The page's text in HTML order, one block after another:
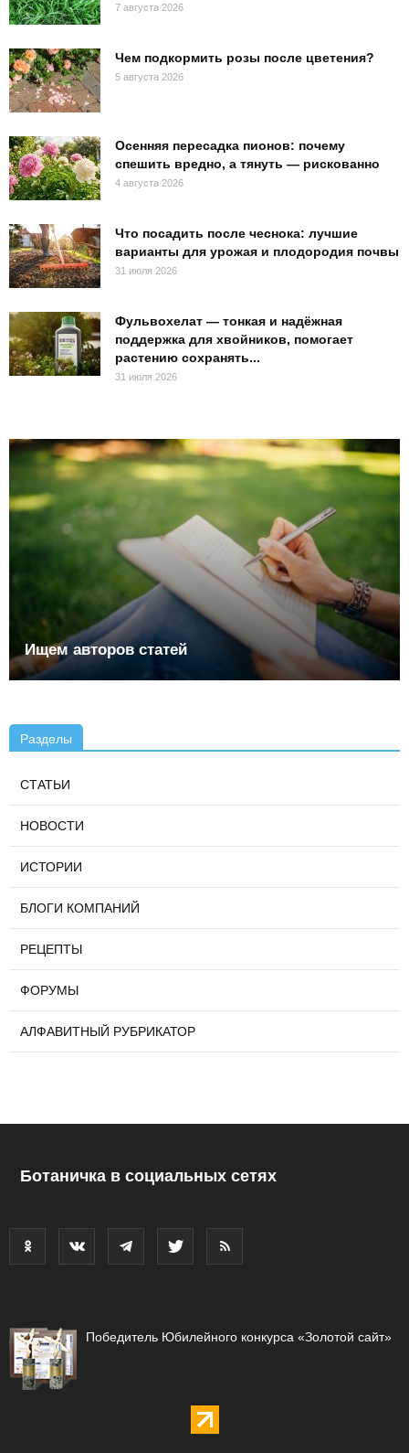
7 августа 2026
Чем подкормить розы после цветения?
5 августа 2026
Осенняя пересадка пионов: почему
спешить вредно, а тянуть — рискованно
4 августа 2026
Что посадить после чеснока: лучшие
варианты для урожая и плодородия почвы
31 июля 2026
Фульвохелат — тонкая и надёжная
поддержка для хвойников, помогает
растению сохранять...
31 июля 2026
Ищем авторов статей
Разделы
СТАТЬИ
НОВОСТИ
ИСТОРИИ
БЛОГИ КОМПАНИЙ
РЕЦЕПТЫ
ФОРУМЫ
АЛФАВИТНЫЙ РУБРИКАТОР
Ботаничка в социальных сетях
Победитель Юбилейного конкурса «Золотой сайт»